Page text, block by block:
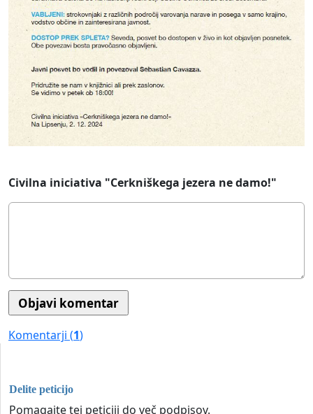
Civilna iniciativa "Cerkniškega jezera ne damo!"
Komentarji (1)
Delite peticijo
Pomagajte tej peticiji do več podpisov.